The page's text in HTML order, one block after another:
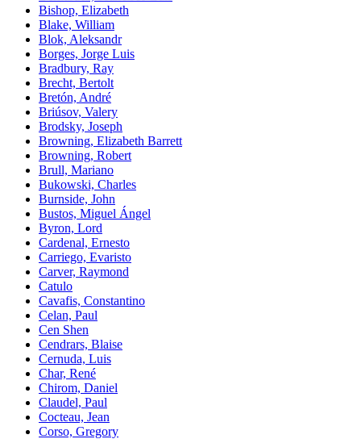
Bishop, Elizabeth
Blake, William
Blok, Aleksandr
Borges, Jorge Luis
Bradbury, Ray
Brecht, Bertolt
Bretón, André
Briúsov, Valery
Brodsky, Joseph
Browning, Elizabeth Barrett
Browning, Robert
Brull, Mariano
Bukowski, Charles
Burnside, John
Bustos, Miguel Ángel
Byron, Lord
Cardenal, Ernesto
Carriego, Evaristo
Carver, Raymond
Catulo
Cavafis, Constantino
Celan, Paul
Cen Shen
Cendrars, Blaise
Cernuda, Luis
Char, René
Chirom, Daniel
Claudel, Paul
Cocteau, Jean
Corso, Gregory